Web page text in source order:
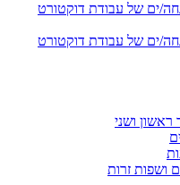
ים של עבודת דוקטורט
ים של עבודת דוקטורט
ושני
ושפות זרות